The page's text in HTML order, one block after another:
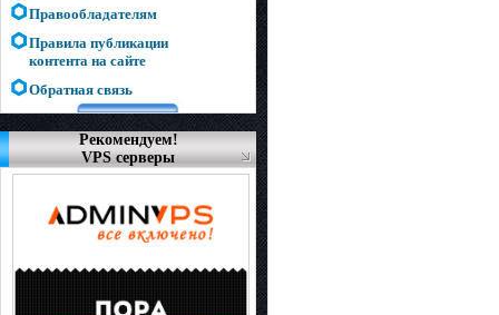
Правообладателям
Правила публикации
контента на сайте
Обратная связь
Рекомендуем!
VPS серверы